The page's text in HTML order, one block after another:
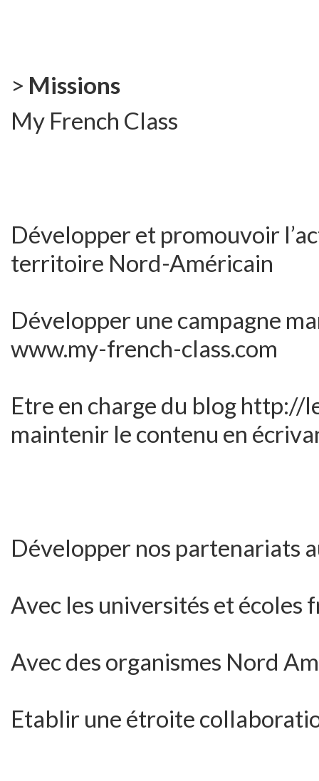
> Missions
My French Class
Développer et promouvoir
territoire Nord-Américain
Développer une campagne
www.my-french-class.com
Etre en charge du blog
maintenir le contenu en
Développer nos partenariats
Avec les universités et écoles
Avec des organismes Nord
Etablir une étroite